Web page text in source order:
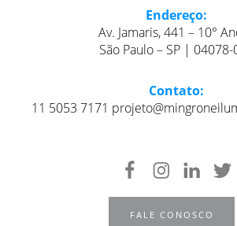
Endereço:
Av. Jamaris, 441 – 10°
São Paulo – SP | 04078-
Contato:
11 5053 7171
FALE CONOSCO